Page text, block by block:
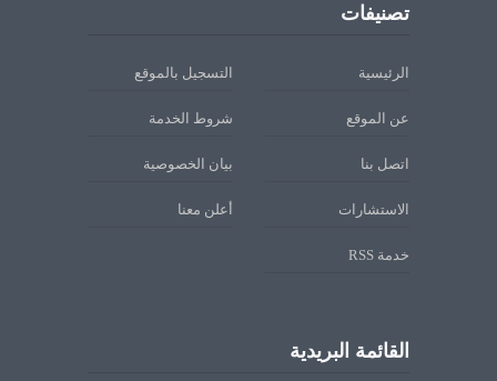
تصنيفات
الرئيسية التسجيل بالموقع
عن الموقع شروط الخدمة
اتصل بنا بيان الخصوصية
الاستشارات أعلن معنا
خدمة RSS
القائمة البريدية